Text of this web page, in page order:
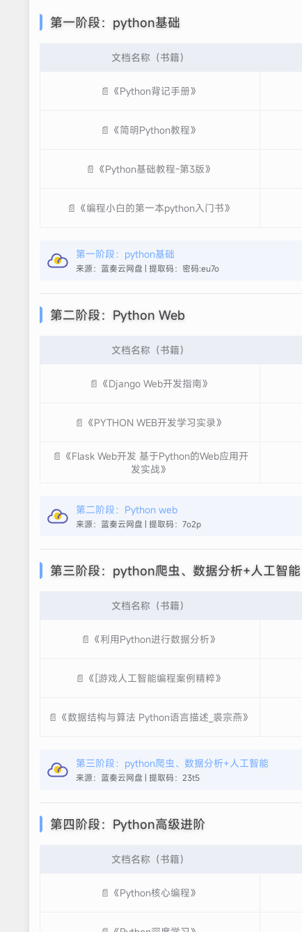
第一阶段：python基础
文档名称（书籍）
📄《Python背记手册》
📄《简明Python教程》
📄《Python基础教程-第3版》
📄《编程小白的第一本python入门书》
第一阶段：python基础
来源：蓝奏云网盘 | 提取码：密码:eu7o
第二阶段：Python Web
文档名称（书籍）
📄《Django Web开发指南》
📄《PYTHON WEB开发学习实录》
📄《Flask Web开发 基于Python的Web应用开
发实战》
第二阶段：Python web
来源：蓝奏云网盘 | 提取码：7o2p
第三阶段：python爬虫、数据分析+人工智能
文档名称（书籍）
📄《利用Python进行数据分析》
📄《[游戏人工智能编程案例精粹》
📄《数据结构与算法 Python语言描述_裘宗燕》
第三阶段：python爬虫、数据分析+人工智能
来源：蓝奏云网盘 | 提取码：23t5
第四阶段：Python高级进阶
文档名称（书籍）
📄《Python核心编程》